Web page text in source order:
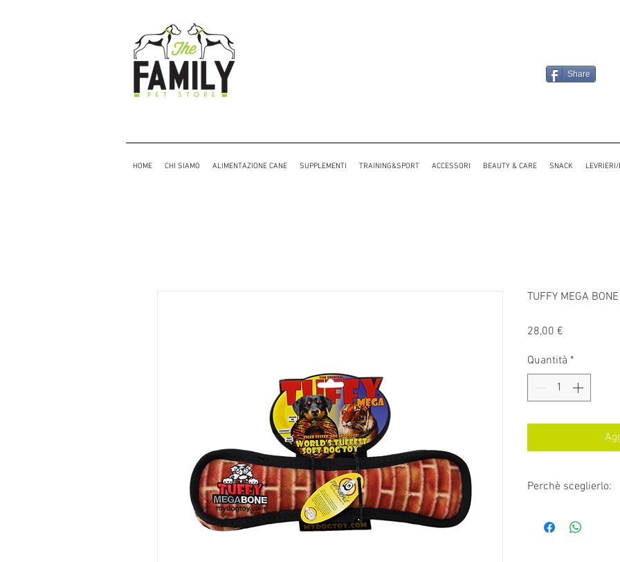
Share
HOME CHI SIAMO ALIMENTAZIONE CANE SUPPLEMENTI TRAINING&SPORT ACCESSORI BEAUTY & CARE SNACK
TUFFY MEGA BONE
28,00 €
Quantità *
Perchè sceglierlo:
Scala Tuff: 10